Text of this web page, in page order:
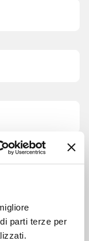
parti terze per